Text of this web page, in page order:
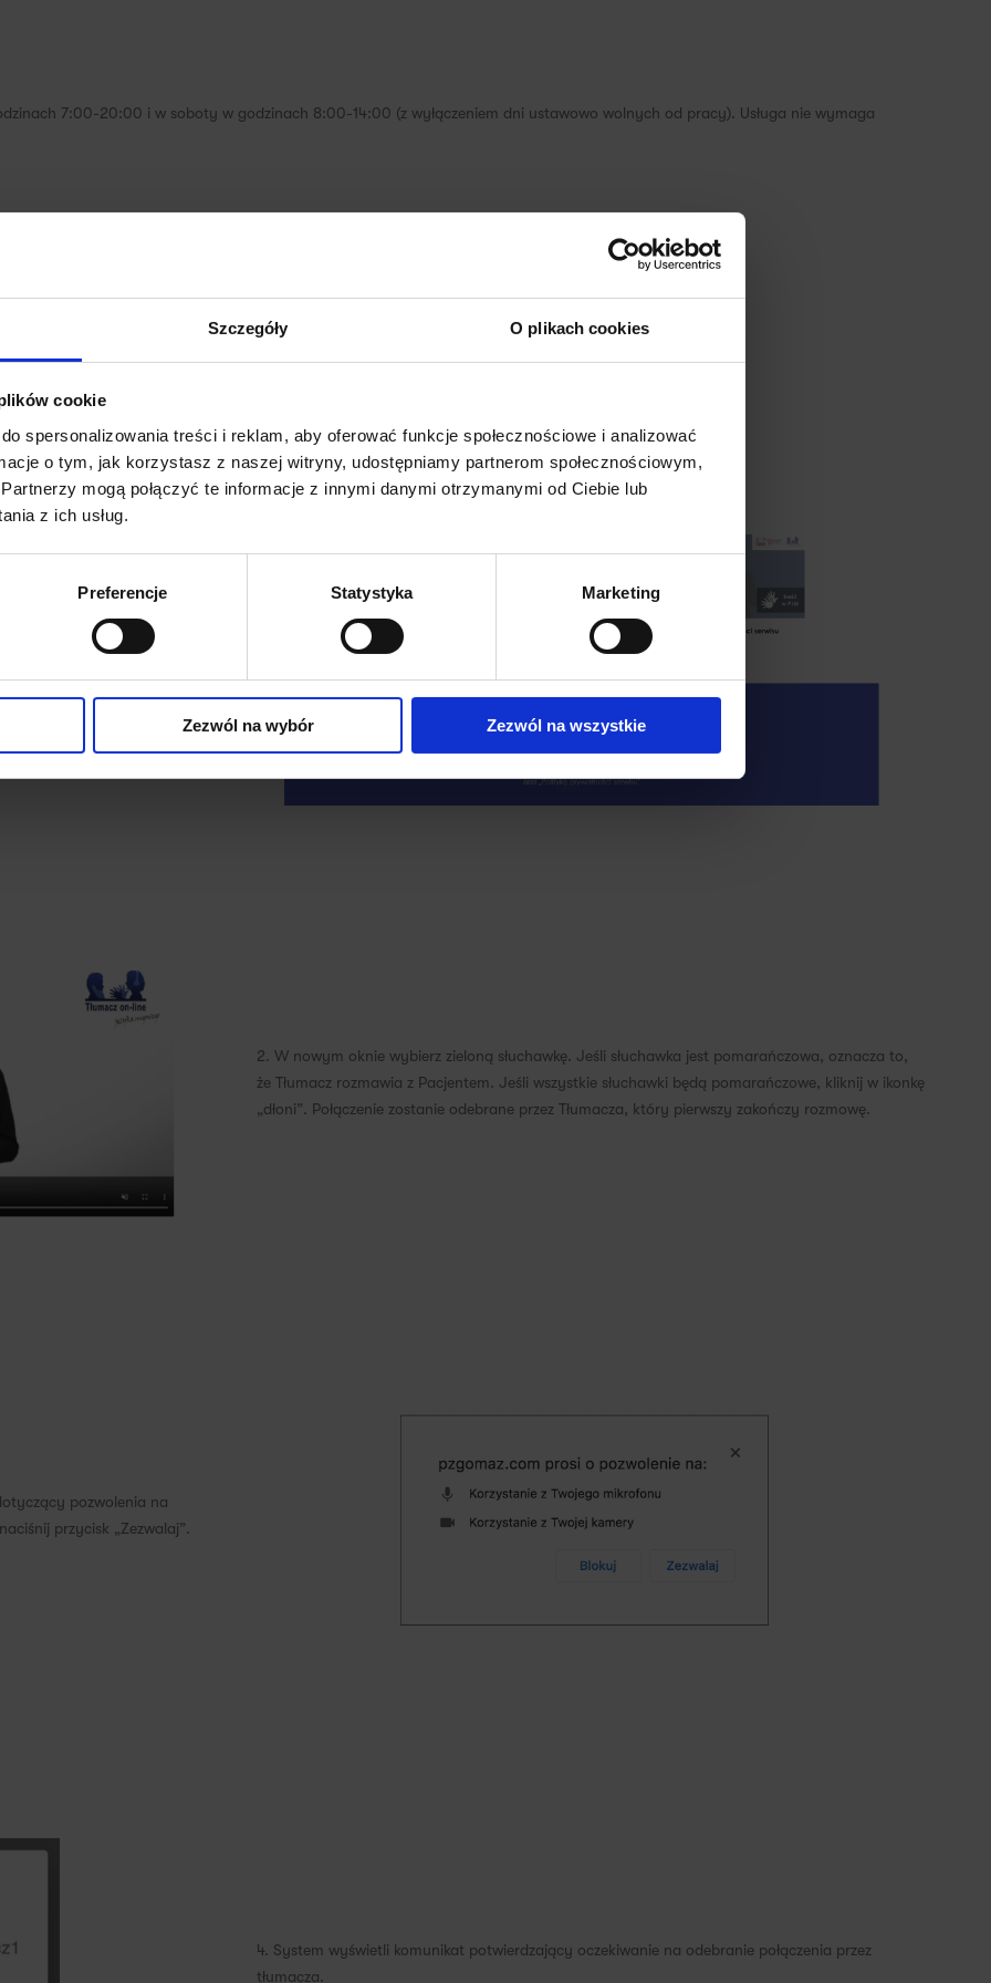
Szczegóły O plikach cookies
cookie
spersonalizowania treści i reklam, aby oferować funkcje społecznościowe i analizować
o tym, jak korzystasz z naszej witryny, udostępniamy partnerom społecznościowym,
mogą połączyć te informacje z innymi danymi otrzymanymi od Ciebie lub
z ich usług.
Preferencje Statystyka Marketing
Zezwól na wybór Zezwól na wszystkie
7:00-20:00 i w soboty w godzinach 8:00-14:00 (z wyłączeniem dni ustawowo wolnych od pracy). Usługa nie wymaga
stanowisku oznakowanym naklejką z kodem QR lub od razu zeskanuj kod.
zostanie strona, na
2. W nowym oknie wybierz zieloną słuchawkę. Jeśli słuchawka jest pomarańczowa, oznacza to,
że Tłumacz rozmawia z Pacjentem. Jeśli wszystkie słuchawki będą pomarańczowe, kliknij w ikonkę
„dłoni”. Połączenie zostanie odebrane przez Tłumacza, który pierwszy zakończy rozmowę.
pozwolenia na
przycisk „Zezwalaj”.
4. System wyświetli komunikat potwierdzający oczekiwanie na odebranie połączenia przez
tłumacza.
✕